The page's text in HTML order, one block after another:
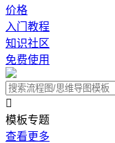
价格
入门教程
知识社区
免费使用

模板专题
查看更多